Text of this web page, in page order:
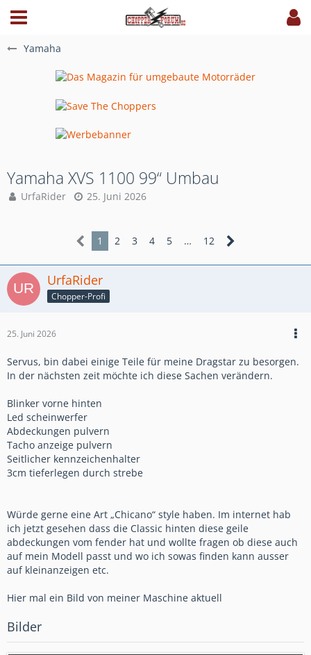
Yamaha
Yamaha XVS 1100 99“ Umbau
UrfaRider 25. Juni 2026
1 2 3 4 5 … 12
UrfaRider
Chopper-Profi
25. Juni 2026
Servus, bin dabei einige Teile für meine Dragstar zu besorgen.
In der nächsten zeit möchte ich diese Sachen verändern.
Blinker vorne hinten
Led scheinwerfer
Abdeckungen pulvern
Tacho anzeige pulvern
Seitlicher kennzeichenhalter
3cm tieferlegen durch strebe
Würde gerne eine Art „Chicano“ style haben. Im internet hab
ich jetzt gesehen dass die Classic hinten diese geile
abdeckungen vom fender hat und wollte fragen ob diese auch
auf mein Modell passt und wo ich sowas finden kann ausser
auf kleinanzeigen etc.
Hier mal ein Bild von meiner Maschine aktuell
Bilder